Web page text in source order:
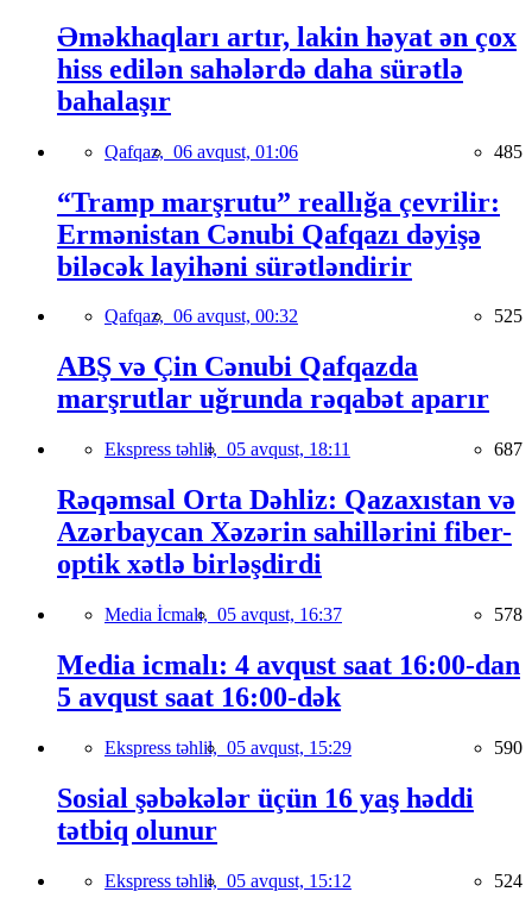
Əməkhaqları artır, lakin həyat ən çox
hiss edilən sahələrdə daha sürətlə
bahalaşır
Qafqaz, 06 avqust, 01:06 485
“Tramp marşrutu” reallığa çevrilir:
Ermənistan Cənubi Qafqazı dəyişə
biləcək layihəni sürətləndirir
Qafqaz, 06 avqust, 00:32 525
ABŞ və Çin Cənubi Qafqazda
marşrutlar uğrunda rəqabət aparır
Ekspress təhlil, 05 avqust, 18:11 687
Rəqəmsal Orta Dəhliz: Qazaxıstan və
Azərbaycan Xəzərin sahillərini fiber-
optik xətlə birləşdirdi
Media İcmalı, 05 avqust, 16:37 578
Media icmalı: 4 avqust saat 16:00-dan
5 avqust saat 16:00-dək
Ekspress təhlil, 05 avqust, 15:29 590
Sosial şəbəkələr üçün 16 yaş həddi
tətbiq olunur
Ekspress təhlil, 05 avqust, 15:12 524